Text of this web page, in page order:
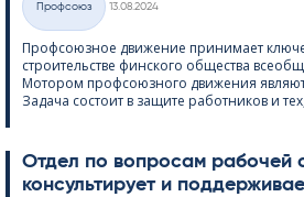
Категории
Профсоюз
13.08.2024
Профсоюзное движение принимает
строительстве финского общества
Мотором профсоюзного движения
Задача состоит в защите работников и
Отдел по вопросам рабочей
консультирует и